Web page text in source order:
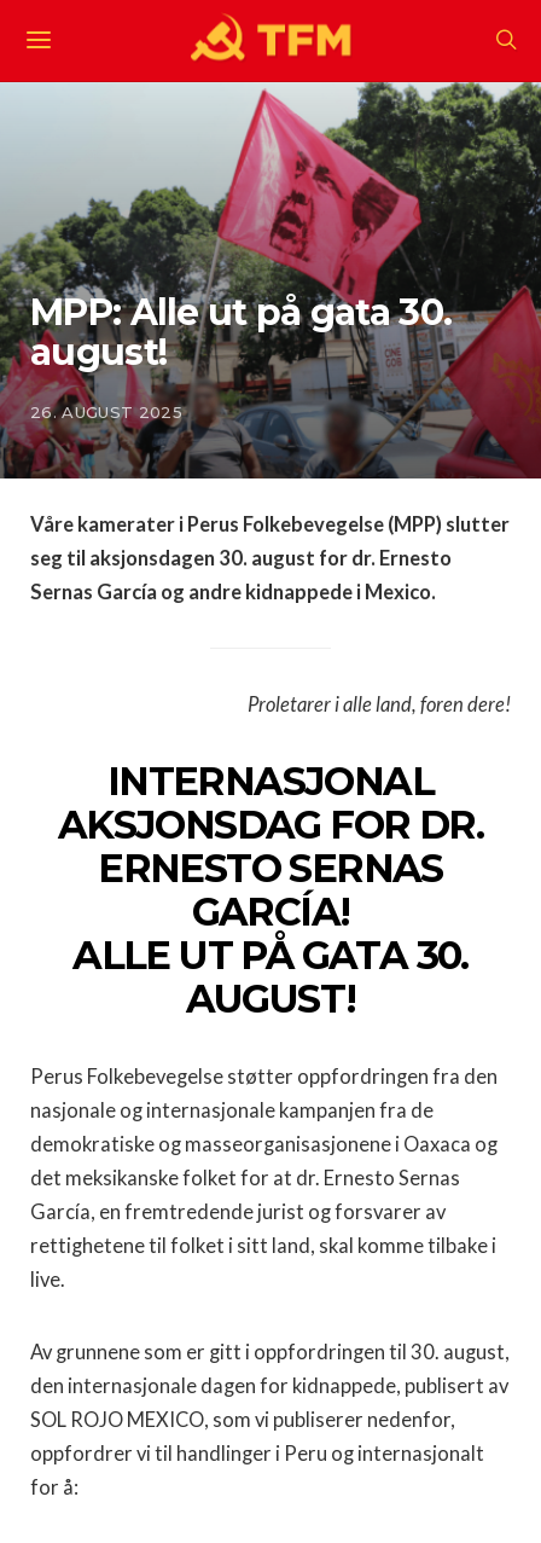
MPP: Alle ut på gata 30.
august!
26. AUGUST 2025
Våre kamerater i Perus Folkebevegelse (MPP) slutter
seg til aksjonsdagen 30. august for dr. Ernesto
Sernas García og andre kidnappede i Mexico.
Proletarer i alle land, foren dere!
INTERNASJONAL
AKSJONSDAG FOR DR.
ERNESTO SERNAS
GARCÍA!
ALLE UT PÅ GATA 30.
AUGUST!
Perus Folkebevegelse støtter oppfordringen fra den
nasjonale og internasjonale kampanjen fra de
demokratiske og masseorganisasjonene i Oaxaca og
det meksikanske folket for at dr. Ernesto Sernas
García, en fremtredende jurist og forsvarer av
rettighetene til folket i sitt land, skal komme tilbake i
live.
Av grunnene som er gitt i oppfordringen til 30. august,
den internasjonale dagen for kidnappede, publisert av
SOL ROJO MEXICO, som vi publiserer nedenfor,
oppfordrer vi til handlinger i Peru og internasjonalt
for å: